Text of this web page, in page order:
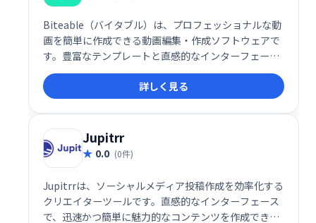
Biteable（バイタブル）は、プロフェッショナルな動
画を簡単に作成できる動画編集・作成ソフトウェアで
す。豊富なテンプレートと直感的なインターフェース
により、初心者でも高品質な動画を迅速に制作可能。
マーケティング動画から社内コミュニケーションま
で、幅広い用途に対応し、時間とコストを削減しま
す。動画制作の効率化を図り、効果的なコンテンツ配
信を実現しましょう。
詳しく見る
Jupitrr
0.0 (0件)
Jupitrrは、ソーシャルメディア投稿作成を効率化する
クリエイターツールです。直感的なインターフェース
で、迅速かつ簡単に魅力的なコンテンツを作成できま